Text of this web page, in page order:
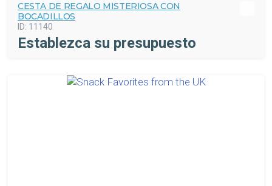
CESTA DE REGALO MISTERIOSA CON
BOCADILLOS
ID: 11140
Establezca su presupuesto